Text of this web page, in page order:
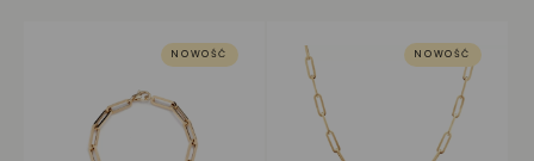
NOWOŚĆ NOWOŚĆ